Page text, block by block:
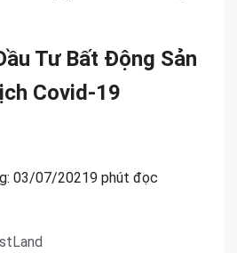
Tư Bất Động Sản
Covid-19
03/07/20219 phút đọc